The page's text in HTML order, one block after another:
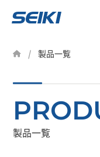
事業内容
会社案内
資料請求
製品一覧
製品一覧